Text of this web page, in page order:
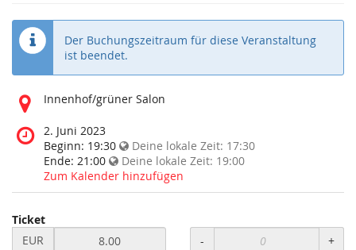
Der Buchungszeitraum für diese Veranstaltung
ist beendet.
Wo
diese
Veranstaltung
statt?
Innenhof/grüner Salon
Wann
findet
diese
Veranstaltung
statt?
2. Juni 2023
Beginn: 19:30 Deine lokale Zeit: 17:30
Ende: 21:00 Deine lokale Zeit: 19:00
Zum Kalender hinzufügen
Ticket
Preis
EUR - +